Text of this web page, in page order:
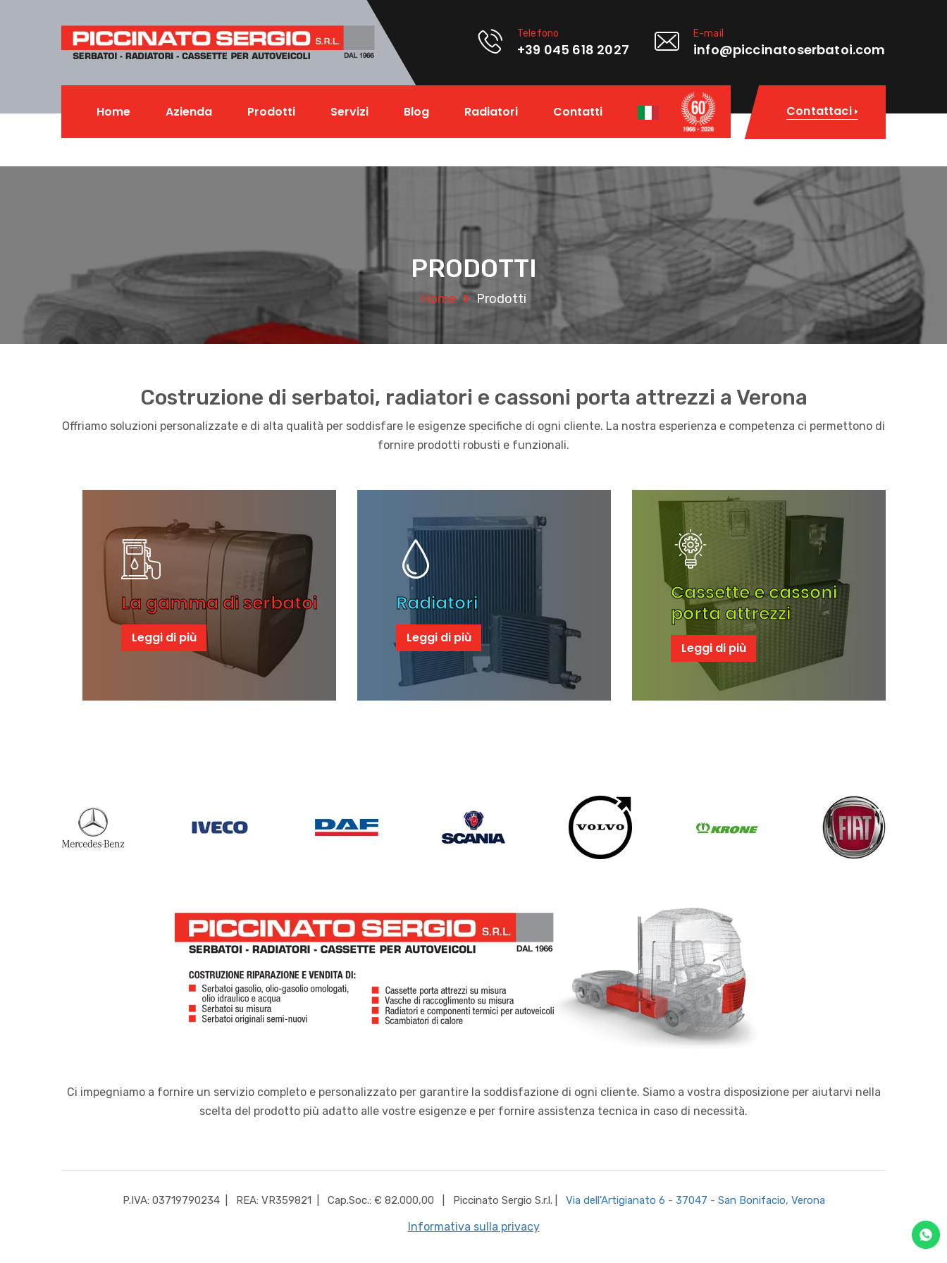
Telefono
+39 045 618 2027
E-mail
info@piccinatoserbatoi.com
Home Azienda Prodotti Servizi Blog Radiatori Contatti Contattaci
PRODOTTI
Home Prodotti
Costruzione di serbatoi, radiatori e cassoni porta attrezzi a Verona
Offriamo soluzioni personalizzate e di alta qualità per soddisfare le esigenze specifiche di ogni cliente. La nostra esperienza e competenza ci permettono di
fornire prodotti robusti e funzionali.
La gamma di serbatoi
Leggi di più
Radiatori
Leggi di più
Cassette e cassoni
porta attrezzi
Leggi di più
Ci impegniamo a fornire un servizio completo e personalizzato per garantire la soddisfazione di ogni cliente. Siamo a vostra disposizione per aiutarvi nella
scelta del prodotto più adatto alle vostre esigenze e per fornire assistenza tecnica in caso di necessità.
P.IVA: 03719790234 | REA: VR359821 | Cap.Soc.: € 82.000,00 | Piccinato Sergio S.r.l. Via dell'Artigianato 6 - 37047 - San Bonifacio, Verona
Informativa sulla privacy